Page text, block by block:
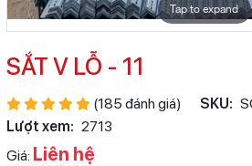
Tap to expand
SẮT V LỖ - 11
(185 đánh giá) SKU:
Lượt xem: 2713
Giá: Liên hệ